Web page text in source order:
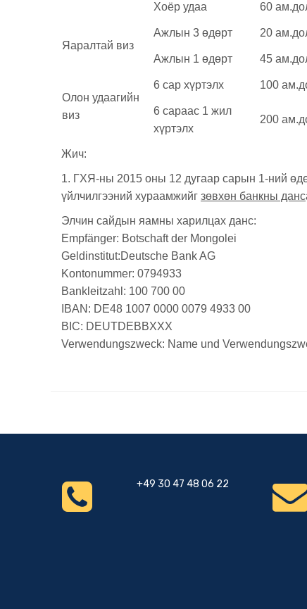
Хоёр удаа 60
Яаралтай виз
Ажлын 3 өдөрт 20
Ажлын 1 өдөрт 45
Олон удаагийн
виз
6 сар хүртэлх 100
6 сараас 1 жил
хүртэлх
200
Жич:
1. ГХЯ-ны 2015 оны 12 дугаар сарын 1-ний
үйлчилгээний хураамжийг зөвхөн банкны данс
Элчин сайдын яамны харилцах данс:
Empfänger: Botschaft der Mongolei
Geldinstitut:Deutsche Bank AG
Kontonummer: 0794933
Bankleitzahl: 100 700 00
IBAN: DE48 1007 0000 0079 4933 00
BIC: DEUTDEBBXXX
Verwendungszweck: Name und
+49 30 47 48 06 22